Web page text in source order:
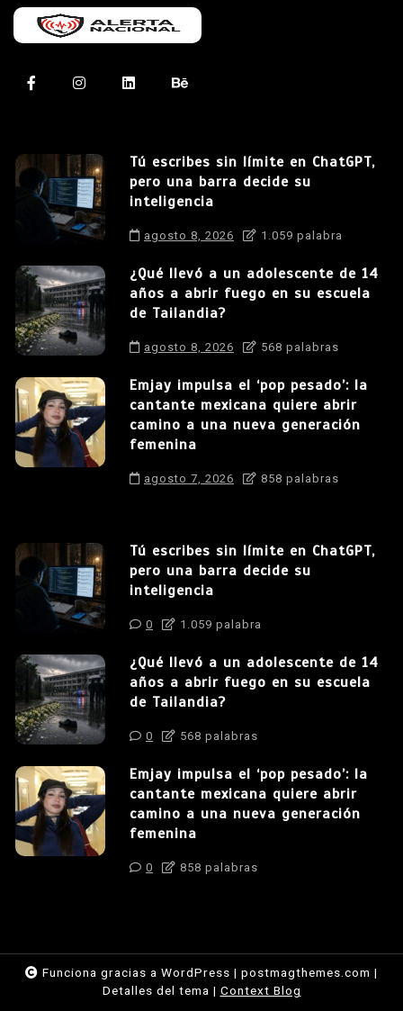
Tú escribes sin límite en ChatGPT,
pero una barra decide su
inteligencia
agosto 8, 2026 1.059 palabra
¿Qué llevó a un adolescente de 14
años a abrir fuego en su escuela
de Tailandia?
agosto 8, 2026 568 palabras
Emjay impulsa el ‘pop pesado’: la
cantante mexicana quiere abrir
camino a una nueva generación
femenina
agosto 7, 2026 858 palabras
Tú escribes sin límite en ChatGPT,
pero una barra decide su
inteligencia
0 1.059 palabra
¿Qué llevó a un adolescente de 14
años a abrir fuego en su escuela
de Tailandia?
0 568 palabras
Emjay impulsa el ‘pop pesado’: la
cantante mexicana quiere abrir
camino a una nueva generación
femenina
0 858 palabras
Funciona gracias a WordPress | postmagthemes.com |
Detalles del tema | Context Blog